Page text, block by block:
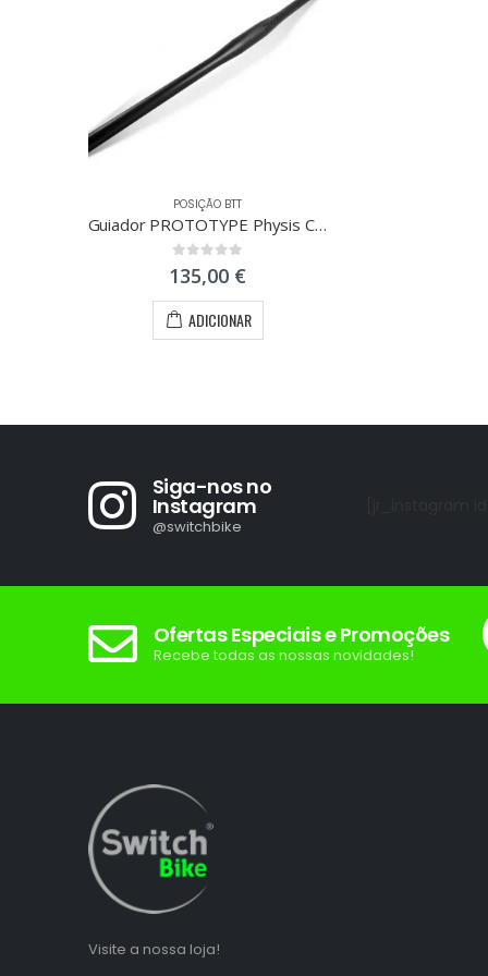
POSIÇÃO BTT
Guiador PROTOTYPE Physis Carbon 31.8 750mm
0 out of 5
135,00 €
ADICIONAR
Siga-nos no
Instagram
@switchbike
Ofertas Especiais e Promoções
Recebe todas as nossas novidades!
Visite a nossa loja!